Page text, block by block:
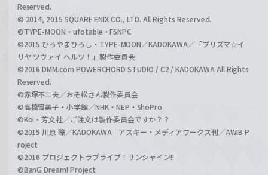
Reserved.
© 2014, 2015 SQUARE ENIX CO., LTD. All Rights Reserved.
©TYPE-MOON・ufotable・FSNPC
©2015 ひろやまひろし・TYPE-MOON／KADOKAWA／「プリズマ☆イ
リヤ ツヴァイ ヘルツ！」製作委員会
©2016 DMM.com POWERCHORD STUDIO / C2 / KADOKAWA All Rights
Reserved.
©赤塚不二夫／おそ松さん製作委員会
©高橋留美子・小学館／NHK・NEP・ShoPro
©Koi・芳文社／ご注文は製作委員会ですか？？
©2015 川原 礫／KADOKAWA アスキー・メディアワークス刊／AWIB P
roject
©2016 プロジェクトラブライブ！サンシャイン!!
©BanG Dream! Project